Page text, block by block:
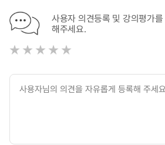
사용자 의견등록 및 강의평가
해주세요.